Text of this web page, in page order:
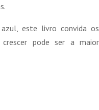
este livro convida os
pode ser a maior